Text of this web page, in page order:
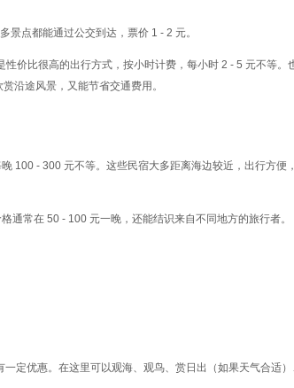
景点都能通过公交到达，票价 1 - 2 元。
性价比很高的出行方式，按小时计费，每小时 2 - 5 元不等
沿途风景，又能节省交通费用。
100 - 300 元不等。这些民宿大多距离海边较近，出行方便
通常在 50 - 100 元一晚，还能结识来自不同地方的旅行者。
定优惠。在这里可以观海、观鸟、赏日出（如果天气合适）